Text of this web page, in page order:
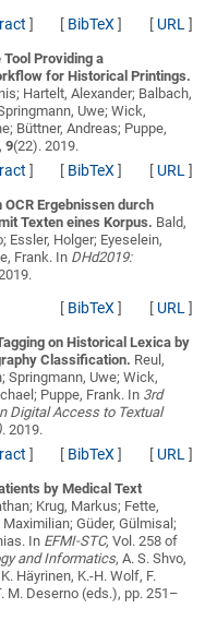
] [ BibTeX ] [ URL ]
Tool Providing a
for Historical Printings.
Hartelt, Alexander; Balbach,
Uwe; Wick,
Büttner, Andreas; Puppe,
,9(22). 2019.
] [ BibTeX ] [ URL ]
Ergebnissen durch
Texten eines Korpus. Bald,
Essler, Holger; Eyeselein,
Frank. In DHd2019:
[ BibTeX ] [ URL ]
on Historical Lexica by
Classification. Reul,
Springmann, Uwe; Wick,
Puppe, Frank. In 3rd
Digital Access to Textual
. 2019.
] [ BibTeX ] [ URL ]
by Medical Text
Krug, Markus; Fette,
Güder, Gülmisal;
. In EFMI-STC, Vol. 258 of
and Informatics, A. S. Shvo,
Häyrinen, K.-H. Wolf, F.
M. Deserno (eds.), pp. 251–